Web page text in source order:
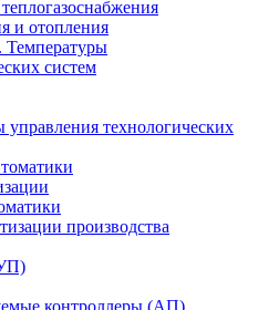
и отопления
Температуры
систем
технологических
производства
контроллеры (АП)